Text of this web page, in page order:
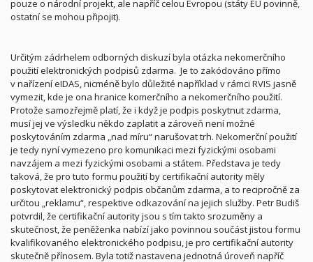
pouze o národní projekt, ale napříč celou Evropou (státy EU povinně,
ostatní se mohou připojit).
Určitým zádrhelem odborných diskuzí byla otázka nekomerčního
použití elektronických podpisů zdarma. Je to zakódováno přímo
v nařízení eIDAS, nicméně bylo důležité například v rámci RVIS jasně
vymezit, kde je ona hranice komerčního a nekomerčního použití.
Protože samozřejmě platí, že i když je podpis poskytnut zdarma,
musí jej ve výsledku někdo zaplatit a zároveň není možné
poskytováním zdarma „nad míru“ narušovat trh. Nekomerční použití
je tedy nyní vymezeno pro komunikaci mezi fyzickými osobami
navzájem a mezi fyzickými osobami a státem. Představa je tedy
taková, že pro tuto formu použití by certifikační autority měly
poskytovat elektronický podpis občanům zdarma, a to recipročně za
určitou „reklamu“, respektive odkazování na jejich služby. Petr Budiš
potvrdil, že certifikační autority jsou s tím takto srozuměny a
skutečnost, že peněženka nabízí jako povinnou součást jistou formu
kvalifikovaného elektronického podpisu, je pro certifikační autority
skutečně přínosem. Byla totiž nastavena jednotná úroveň napříč